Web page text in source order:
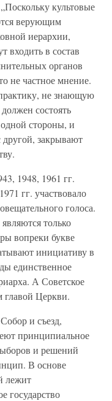
культовые
верующим
иерархии,
входить в состав
органов
не частное мнение.
не знающую
состоять
стороны, и
закрывают
1948, 1961 гг.
гг. участвовало
голоса.
только
вопреки букве
инициативу в
единственное
А Советское
главой Церкви.
и съезд,
принципиальное
и решений
В основе
лежит
государство